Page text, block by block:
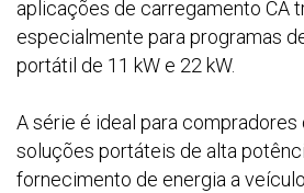
aplicações de carregamento CA
especialmente para programas
portátil de 11 kW e 22 kW.
A série é ideal para
soluções portáteis de alta
fornecimento de energia a